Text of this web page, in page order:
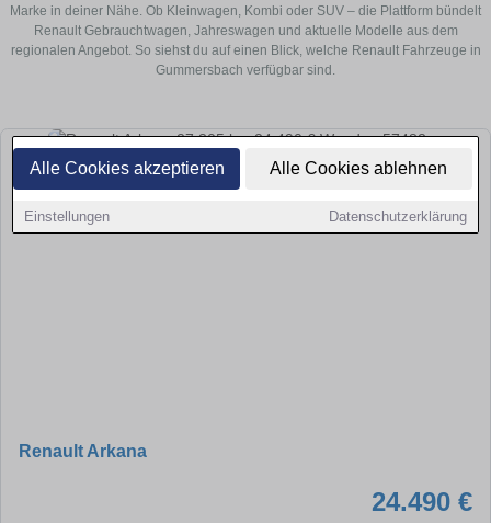
Alle Cookies akzeptieren Alle Cookies ablehnen
Einstellungen Datenschutzerklärung
Marke in deiner Nähe. Ob Kleinwagen, Kombi oder SUV – die Plattform bündelt
Renault Gebrauchtwagen, Jahreswagen und aktuelle Modelle aus dem
regionalen Angebot. So siehst du auf einen Blick, welche Renault Fahrzeuge in
Gummersbach verfügbar sind.
Renault Arkana
24.490 €